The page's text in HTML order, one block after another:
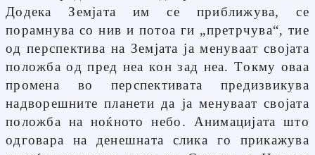
Додека Земјата им се приближува, се
порамнува со нив и потоа ги „претрчува“, тие
од перспектива на Земјата ја менуваат својата
положба од пред неа кон зад неа. Токму оваа
промена во перспективата предизвикува
надворешните планети да ја менуваат својата
положба на ноќното небо. Анимацијата што
одговара на денешната слика го прикажува